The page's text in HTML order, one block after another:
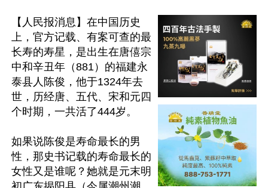
【人民报消息】在中国历史
上，官方记载、有案可查的最
长寿的寿星，是出生在唐僖宗
中和辛丑年（881）的福建永
泰县人陈俊，他于1324年去
世，历经唐、五代、宋和元四
个时期，一共活了444岁。
如果说陈俊是寿命最长的男
性，那史书记载的寿命最长的
女性又是谁呢？她就是元末明